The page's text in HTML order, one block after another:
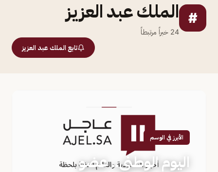
# الملك عبد العزيز
24 خبراً مرتبطاً
تابع الملك عبد العزيز
الأبرز في الوسم
اليوم الوطني.. عضو